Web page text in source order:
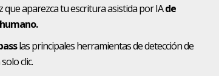
que aparezca tu escritura asistida por IAde
las principales herramientas de detección de
clic.